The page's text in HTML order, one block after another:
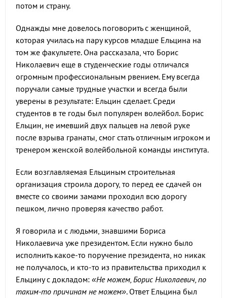
потом и страну.
Однажды мне довелось поговорить с женщиной,
которая училась на пару курсов младше Ельцина на
том же факультете. Она рассказала, что Борис
Николаевич еще в студенческие годы отличался
огромным профессиональным рвением. Ему всегда
поручали самые трудные участки и всегда были
уверены в результате: Ельцин сделает. Среди
студентов в те годы был популярен волейбол. Борис
Ельцин, не имевший двух пальцев на левой руке
после взрыва гранаты, смог стать отличным игроком и
тренером женской волейбольной команды института.
Если возглавляемая Ельциным строительная
организация строила дорогу, то перед ее сдачей он
вместе со своими замами проходил всю дорогу
пешком, лично проверяя качество работ.
Я говорила и с людьми, знавшими Бориса
Николаевича уже президентом. Если нужно было
исполнить какое-то поручение президента, но никак
не получалось, и кто-то из правительства приходил к
Ельцину с докладом: «Не можем, Борис Николаевич, по
таким-то причинам не можем». Ответ Ельцина был